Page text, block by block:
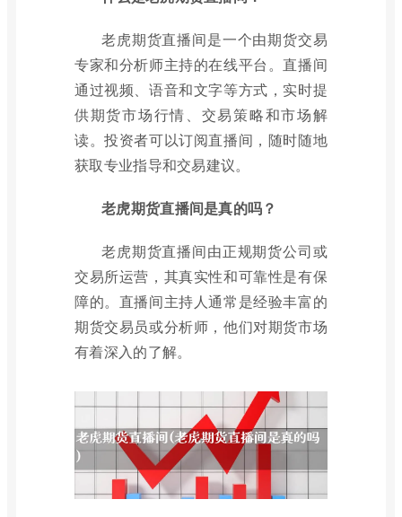
老虎期货直播间是一个由期货交易
专家和分析师主持的在线平台。直播间
通过视频、语音和文字等方式，实时提
供期货市场行情、交易策略和市场解
读。投资者可以订阅直播间，随时随地
获取专业指导和交易建议。
老虎期货直播间是真的吗？
老虎期货直播间由正规期货公司或
交易所运营，其真实性和可靠性是有保
障的。直播间主持人通常是经验丰富的
期货交易员或分析师，他们对期货市场
有着深入的了解。